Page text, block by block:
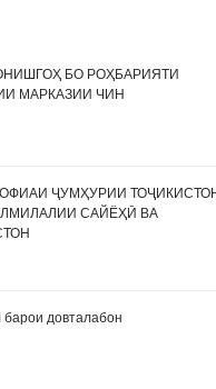
БО РОҲБАРИЯТИ
МАРКАЗИИ ЧИН
ҶУМҲУРИИ
САЙЁҲӢ ВА
барои довталабон